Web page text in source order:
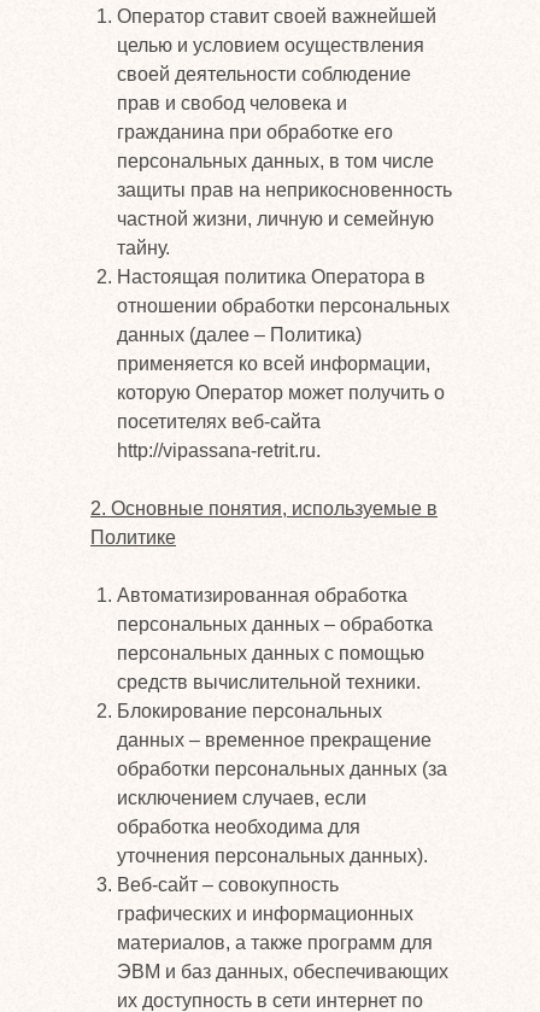
Оператор ставит своей важнейшей
целью и условием осуществления
своей деятельности соблюдение
прав и свобод человека и
гражданина при обработке его
персональных данных, в том числе
защиты прав на неприкосновенность
частной жизни, личную и семейную
тайну.
Настоящая политика Оператора в
отношении обработки персональных
данных (далее – Политика)
применяется ко всей информации,
которую Оператор может получить о
посетителях веб-сайта
http://vipassana-retrit.ru.
2. Основные понятия, используемые в
Политике
Автоматизированная обработка
персональных данных – обработка
персональных данных с помощью
средств вычислительной техники.
Блокирование персональных
данных – временное прекращение
обработки персональных данных (за
исключением случаев, если
обработка необходима для
уточнения персональных данных).
Веб-сайт – совокупность
графических и информационных
материалов, а также программ для
ЭВМ и баз данных, обеспечивающих
их доступность в сети интернет по